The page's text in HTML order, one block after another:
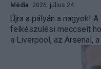
Média 2026. július 24.
Újra a pályán a nagyok!
felkészülési meccseit
a Liverpool, az Arsenal,